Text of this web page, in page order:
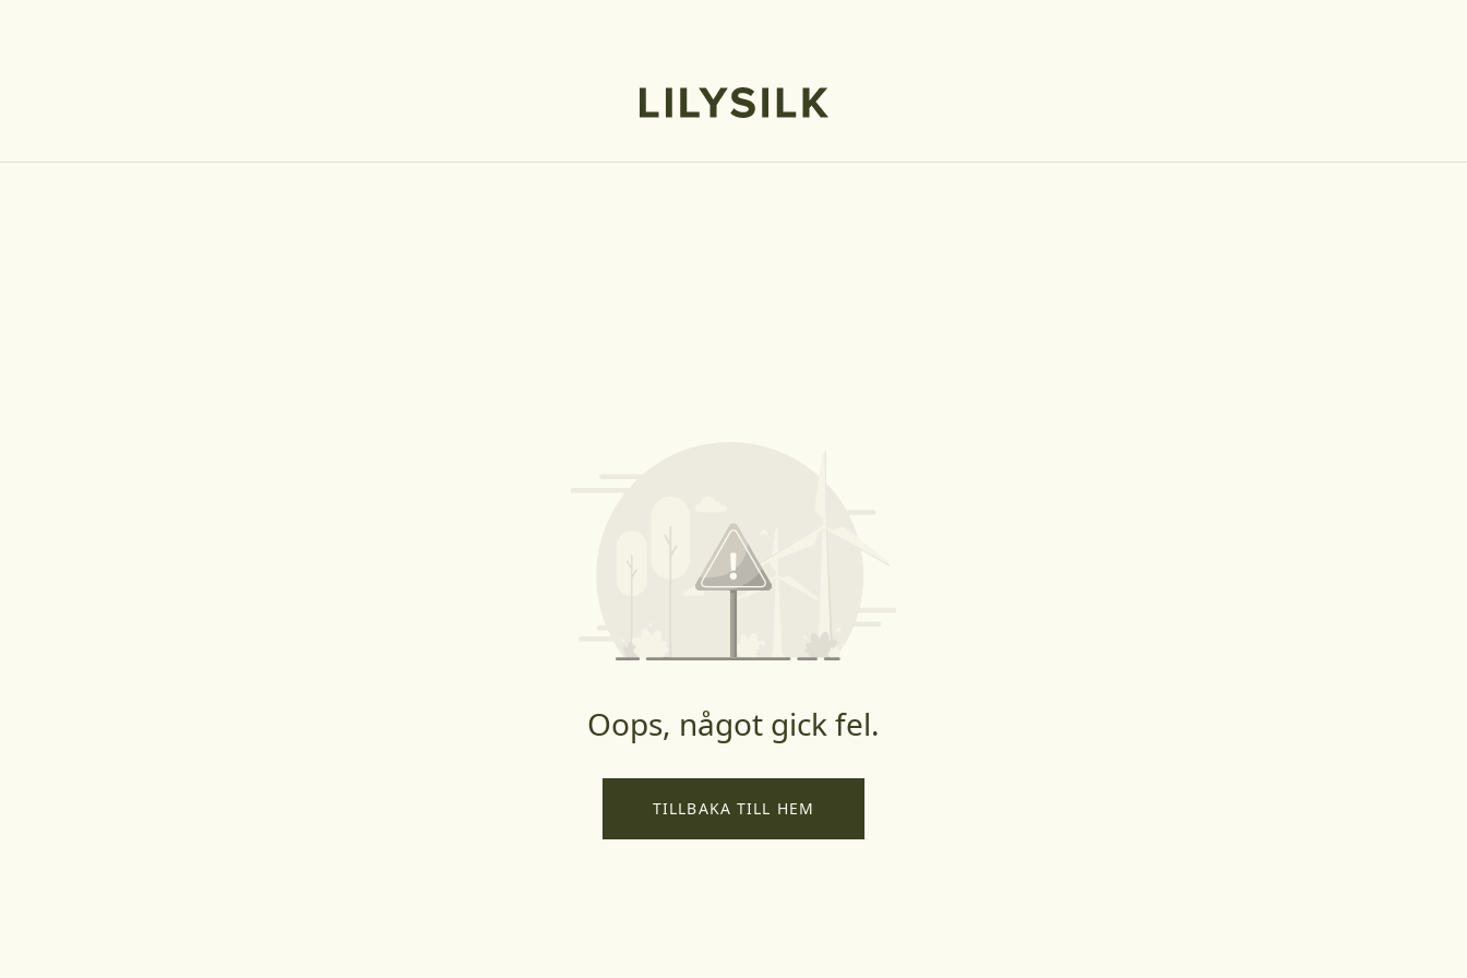
Oops, något gick fel.
TILLBAKA TILL HEM